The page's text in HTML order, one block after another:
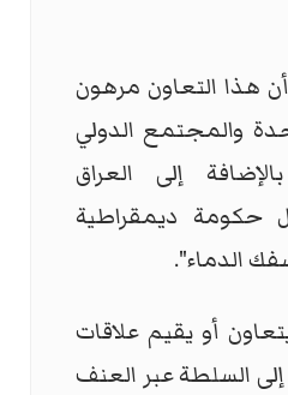
هذا التعاون مرهون
والمجتمع الدولي
إلى العراق
حكومة ديمقراطية
الدماء".
أو يقيم علاقات
السلطة عبر العنف